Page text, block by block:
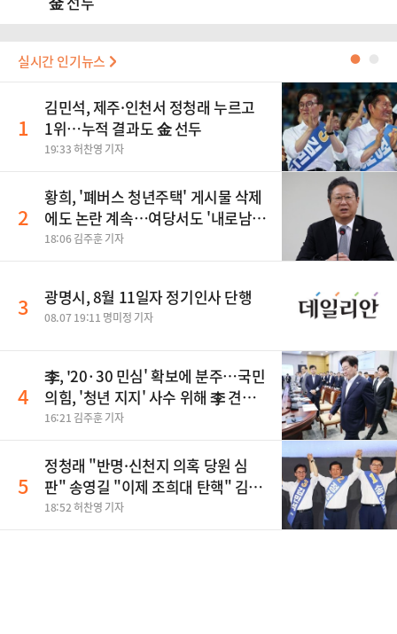
실시간 인기뉴스 ●
1
김민석, 제주·인천서 정청래 누르고
1위…누적 결과도 金 선두
19:33 허찬영 기자
2
황희, '폐버스 청년주택' 게시물 삭제
에도 논란 계속…여당서도 '내로남
불' 비판
18:06 김주훈 기자
3 광명시, 8월 11일자 정기인사 단행
08.07 19:11 명미정 기자
4
李, '20·30 민심' 확보에 분주…국민
의힘, '청년 지지' 사수 위해 李 견제
사활
16:21 김주훈 기자
5
정청래 "반명·신천지 의혹 당원 심
판" 송영길 "이제 조희대 탄핵" 김민
석 "대체불가 민주당"
18:52 허찬영 기자